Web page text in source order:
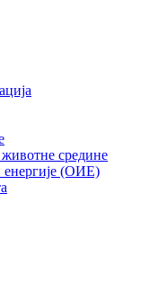
средине
(ОИЕ)